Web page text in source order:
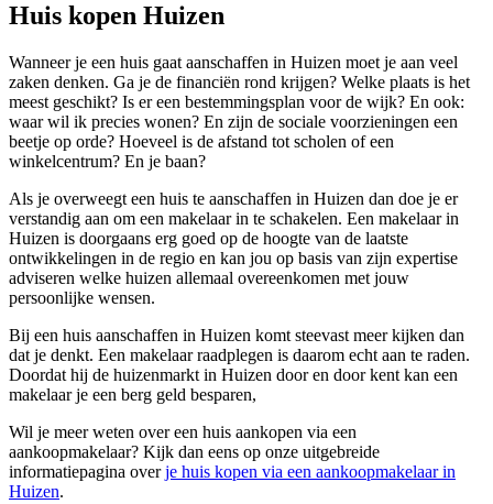
Huis kopen Huizen
Wanneer je een huis gaat aanschaffen in Huizen moet je aan veel
zaken denken. Ga je de financiën rond krijgen? Welke plaats is het
meest geschikt? Is er een bestemmingsplan voor de wijk? En ook:
waar wil ik precies wonen? En zijn de sociale voorzieningen een
beetje op orde? Hoeveel is de afstand tot scholen of een
winkelcentrum? En je baan?
Als je overweegt een huis te aanschaffen in Huizen dan doe je er
verstandig aan om een makelaar in te schakelen. Een makelaar in
Huizen is doorgaans erg goed op de hoogte van de laatste
ontwikkelingen in de regio en kan jou op basis van zijn expertise
adviseren welke huizen allemaal overeenkomen met jouw
persoonlijke wensen.
Bij een huis aanschaffen in Huizen komt steevast meer kijken dan
dat je denkt. Een makelaar raadplegen is daarom echt aan te raden.
Doordat hij de huizenmarkt in Huizen door en door kent kan een
makelaar je een berg geld besparen,
Wil je meer weten over een huis aankopen via een
aankoopmakelaar? Kijk dan eens op onze uitgebreide
informatiepagina overje huis kopen via een aankoopmakelaar in
Huizen.